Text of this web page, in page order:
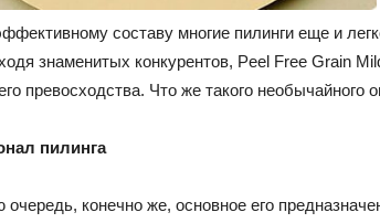
составу многие пилинги еще и
знаменитых конкурентов, Peel Free Grain
превосходства. Что же такого необычайного
пилинга
очередь, конечно же, основное его